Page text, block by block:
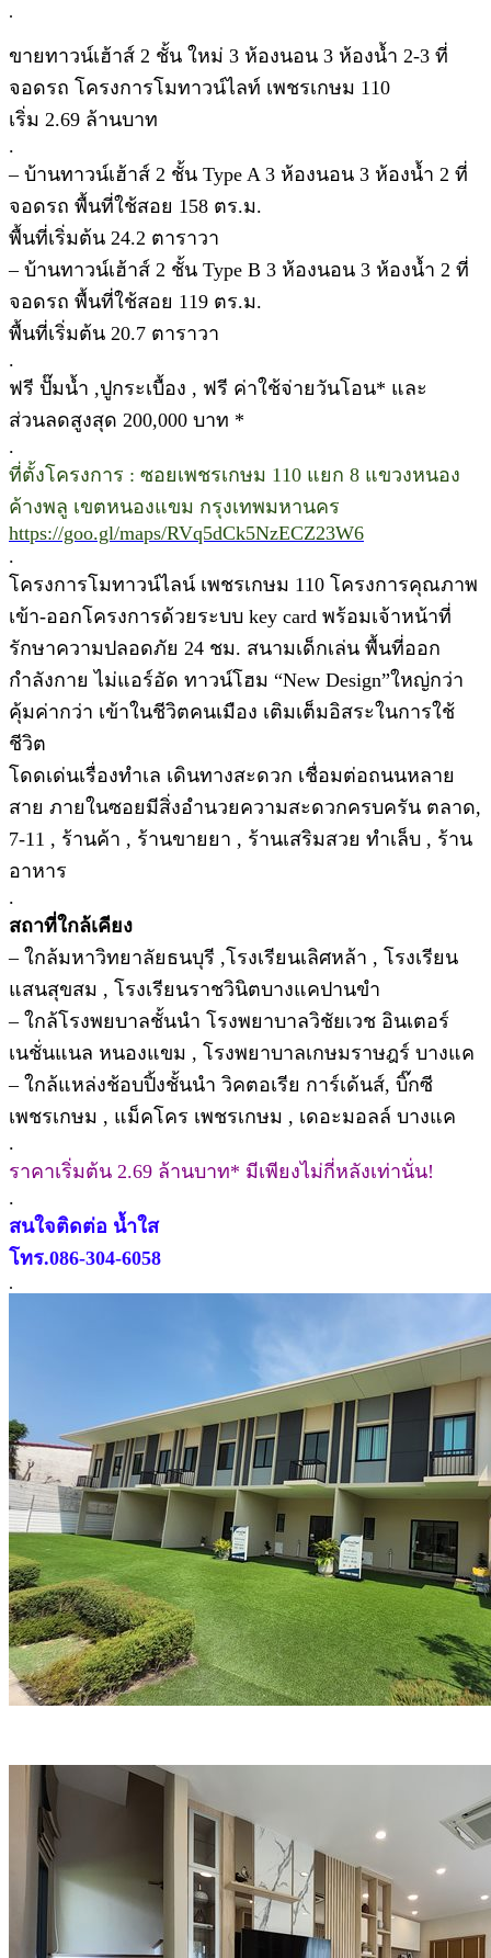
.
ขายทาวน์เฮ้าส์ 2 ชั้น ใหม่ 3 ห้องนอน 3 ห้องน้ำ 2-3 ที่
จอดรถ โครงการโมทาวน์ไลท์ เพชรเกษม 110
เริ่ม 2.69 ล้านบาท
.
– บ้านทาวน์เฮ้าส์ 2 ชั้น Type A 3 ห้องนอน 3 ห้องน้ำ 2 ที่
จอดรถ พื้นที่ใช้สอย 158 ตร.ม.
พื้นที่เริ่มต้น 24.2 ตาราวา
– บ้านทาวน์เฮ้าส์ 2 ชั้น Type B 3 ห้องนอน 3 ห้องน้ำ 2 ที่
จอดรถ พื้นที่ใช้สอย 119 ตร.ม.
พื้นที่เริ่มต้น 20.7 ตาราวา
.
ฟรี ปั๊มน้ำ ,ปูกระเบื้อง , ฟรี ค่าใช้จ่ายวันโอน* และ
ส่วนลดสูงสุด 200,000 บาท *
.
ที่ตั้งโครงการ : ซอยเพชรเกษม 110 แยก 8 แขวงหนอง
ค้างพลู เขตหนองแขม กรุงเทพมหานคร
https://goo.gl/maps/RVq5dCk5NzECZ23W6
.
โครงการโมทาวน์ไลน์ เพชรเกษม 110 โครงการคุณภาพ
เข้า-ออกโครงการด้วยระบบ key card พร้อมเจ้าหน้าที่
รักษาความปลอดภัย 24 ชม. สนามเด็กเล่น พื้นที่ออก
กำลังกาย ไม่แอร์อัด ทาวน์โฮม “New Design”ใหญ่กว่า
คุ้มค่ากว่า เข้าในชีวิตคนเมือง เติมเต็มอิสระในการใช้
ชีวิต
โดดเด่นเรื่องทำเล เดินทางสะดวก เชื่อมต่อถนนหลาย
สาย ภายในซอยมีสิ่งอำนวยความสะดวกครบครัน ตลาด,
7-11 , ร้านค้า , ร้านขายยา , ร้านเสริมสวย ทำเล็บ , ร้าน
อาหาร
.
สถาที่ใกล้เคียง
– ใกล้มหาวิทยาลัยธนบุรี ,โรงเรียนเลิศหล้า , โรงเรียน
แสนสุขสม , โรงเรียนราชวินิตบางแคปานขำ
– ใกล้โรงพยบาลชั้นนำ โรงพยาบาลวิชัยเวช อินเตอร์
เนชั่นแนล หนองแขม , โรงพยาบาลเกษมราษฎร์ บางแค
– ใกล้แหล่งช้อบปิ้งชั้นนำ วิคตอเรีย การ์เด้นส์, บิ๊กซี
เพชรเกษม , แม็คโคร เพชรเกษม , เดอะมอลล์ บางแค
.
ราคาเริ่มต้น 2.69 ล้านบาท* มีเพียงไม่กี่หลังเท่านั่น!
.
สนใจติดต่อ น้ำใส
โทร.086-304-6058
.